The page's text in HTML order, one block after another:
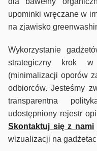
upominki wręczane w
na zjawisko
Wykorzystanie
strategiczny krok
(minimalizacji oporów
odbiorców. Jesteśmy
transparentna
udostępniony rejestr
Skontaktuj się z nami
wizualizacji na